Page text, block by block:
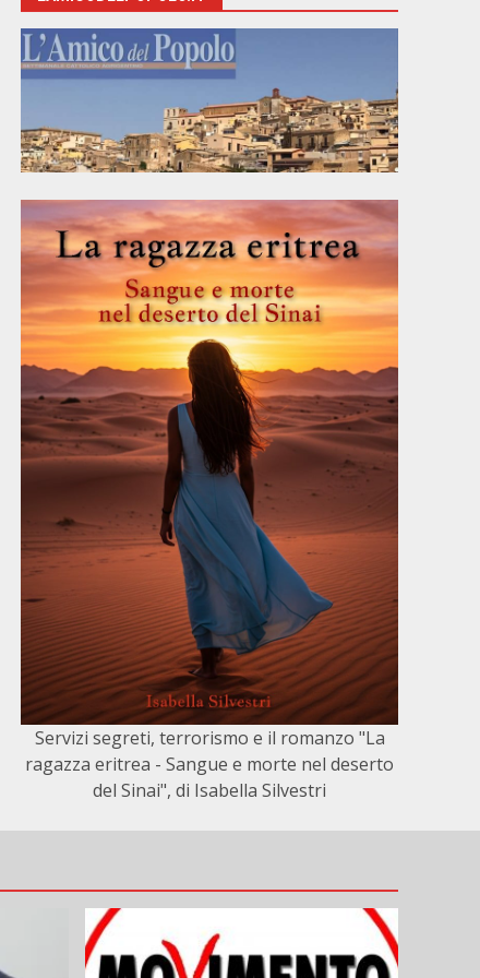
Servizi segreti, terrorismo e il romanzo "La
ragazza eritrea - Sangue e morte nel deserto
del Sinai", di Isabella Silvestri